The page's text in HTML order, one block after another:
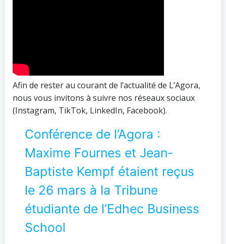
Afin de rester au courant de l’actualité de L’Agora,
nous vous invitons à suivre nos réseaux sociaux
(Instagram, TikTok, LinkedIn, Facebook).
Conférence de l’Agora :
Maxime Fournes et Jean-
Baptiste Kempf étaient reçus
le 26 mars à la Tribune
étudiante de l’Edhec Business
School